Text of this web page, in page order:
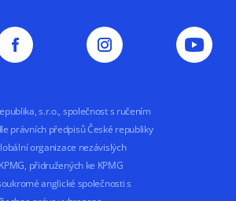
na dobu
5 let nebo do doby,
s.r.o., společnost s ručením
právních předpisů České republiky
organizace nezávislých
přidružených ke KPMG
anglické společnosti s